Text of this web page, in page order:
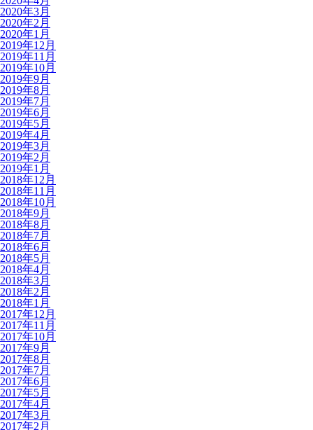
2020年3月
2020年2月
2020年1月
2019年12月
2019年11月
2019年10月
2019年9月
2019年8月
2019年7月
2019年6月
2019年5月
2019年4月
2019年3月
2019年2月
2019年1月
2018年12月
2018年11月
2018年10月
2018年9月
2018年8月
2018年7月
2018年6月
2018年5月
2018年4月
2018年3月
2018年2月
2018年1月
2017年12月
2017年11月
2017年10月
2017年9月
2017年8月
2017年7月
2017年6月
2017年5月
2017年4月
2017年3月
2017年2月